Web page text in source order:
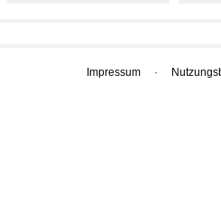
Impressum ·